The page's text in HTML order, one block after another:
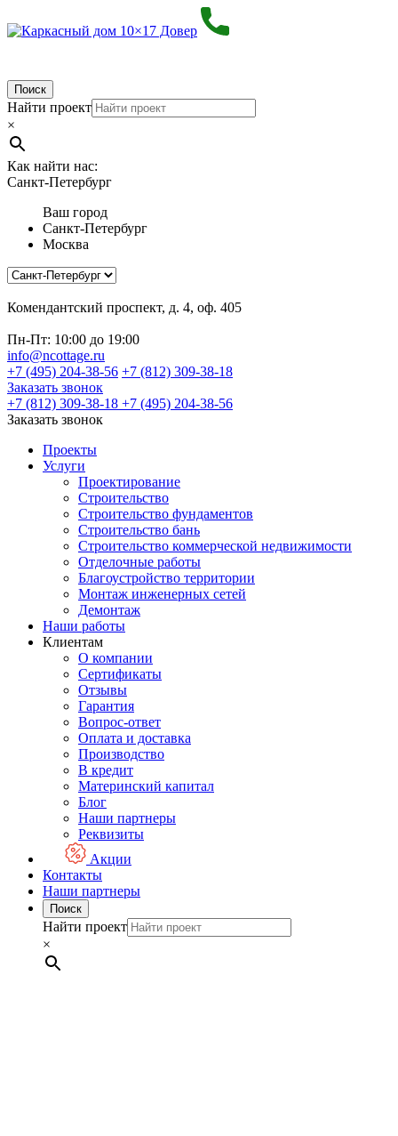
Поиск
Найти проект
×
Как найти нас:
Санкт-Петербург
Ваш город
Санкт-Петербург
Москва
Комендантский проспект, д. 4, оф. 405
Пн-Пт: 10:00 до 19:00
info@ncottage.ru
+7 (495) 204-38-56 +7 (812) 309-38-18
Заказать звонок
+7 (812) 309-38-18 +7 (495) 204-38-56
Заказать звонок
Проекты
Услуги
Проектирование
Строительство
Строительство фундаментов
Строительство бань
Строительство коммерческой недвижимости
Отделочные работы
Благоустройство территории
Монтаж инженерных сетей
Демонтаж
Наши работы
Клиентам
О компании
Сертификаты
Отзывы
Гарантия
Вопрос-ответ
Оплата и доставка
Производство
В кредит
Материнский капитал
Блог
Наши партнеры
Реквизиты
Акции
Контакты
Наши партнеры
Поиск
Найти проект
×